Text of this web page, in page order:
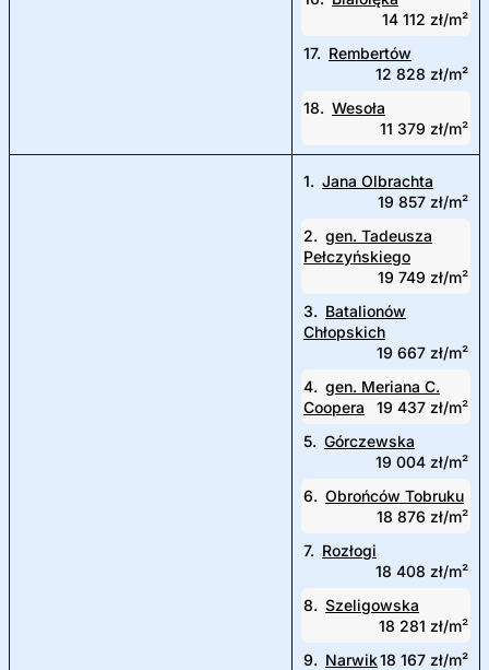
14 112 zł/m²
17. Rembertów
12 828 zł/m²
18. Wesoła
11 379 zł/m²
1. Jana Olbrachta
19 857 zł/m²
2. gen. Tadeusza
Pełczyńskiego
19 749 zł/m²
3. Batalionów
Chłopskich
19 667 zł/m²
4. gen. Meriana C.
Coopera
19 437 zł/m²
5. Górczewska
19 004 zł/m²
6. Obrońców Tobruku
18 876 zł/m²
7. Rozłogi
18 408 zł/m²
8. Szeligowska
18 281 zł/m²
9. Narwik18 167 zł/m²